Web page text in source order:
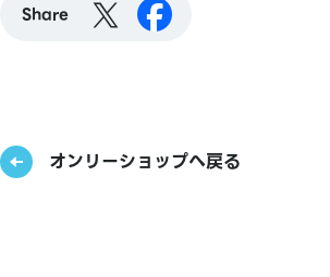
Share
オンリーショップへ戻る